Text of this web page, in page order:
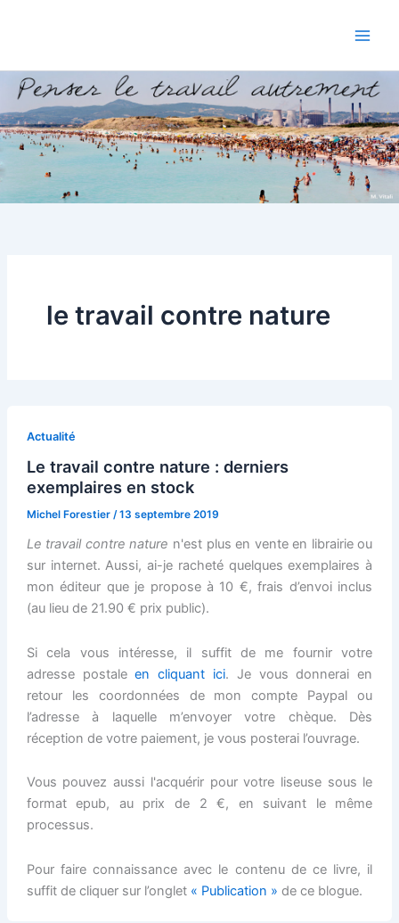
le travail contre nature
Actualité
Le travail contre nature : derniers
exemplaires en stock
Michel Forestier /13 septembre 2019
Le travail contre nature n'est plus en vente en librairie ou
sur internet. Aussi, ai-je racheté quelques exemplaires à
mon éditeur que je propose à 10 €, frais d’envoi inclus
(au lieu de 21.90 € prix public).
Si cela vous intéresse, il suffit de me fournir votre
adresse postaleen cliquant ici. Je vous donnerai en
retour les coordonnées de mon compte Paypal ou
l’adresse à laquelle m’envoyer votre chèque. Dès
réception de votre paiement, je vous posterai l’ouvrage.
Vous pouvez aussi l'acquérir pour votre liseuse sous le
format epub, au prix de 2 €, en suivant le même
processus.
Pour faire connaissance avec le contenu de ce livre, il
suffit de cliquer sur l’onglet « Publication » de ce blogue.